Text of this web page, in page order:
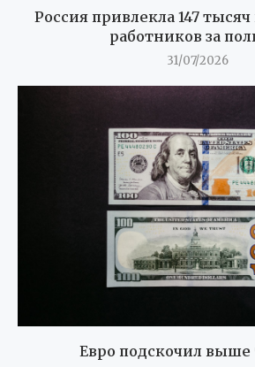
Россия привлекла 147
работников за
31/07/2026
Евро подскочил выше